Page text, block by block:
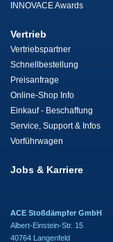
INNOVACE Awards
Vertrieb
Vertriebspartner
Schnellbestellung
Preisanfrage
Online-Shop Info
Einkauf - Beschaffung
Service, Support & Infos
Vorführwagen
Jobs & Karriere
ACE Stoßdämpfer GmbH
Albert-Einstein-Str. 15
40764 Langenfeld